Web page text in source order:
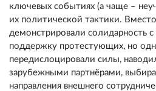
ключевых событиях (а чаще –
их политической тактики.
демонстрировали солидарность
поддержку протестующих, но
передислоцировали силы,
зарубежными партнёрами,
направления внешнего